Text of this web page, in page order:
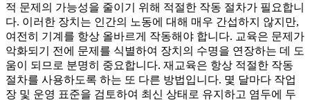
적 문제의 가능성을 줄이기 위해 적절한 작동 절차가 필요합니
다. 이러한 장치는 인간의 노동에 대해 매우 간섭하지 않지만,
여전히 기계를 항상 올바르게 작동해야 합니다. 교육은 문제가
악화되기 전에 문제를 식별하여 장치의 수명을 연장하는 데 도
움이 되므로 분명히 중요합니다. 재교육은 항상 적절한 작동
절차를 사용하도록 하는 또 다른 방법입니다. 몇 달마다 작업
장 및 운영 표준을 검토하여 최신 상태로 유지하고 염두에 두